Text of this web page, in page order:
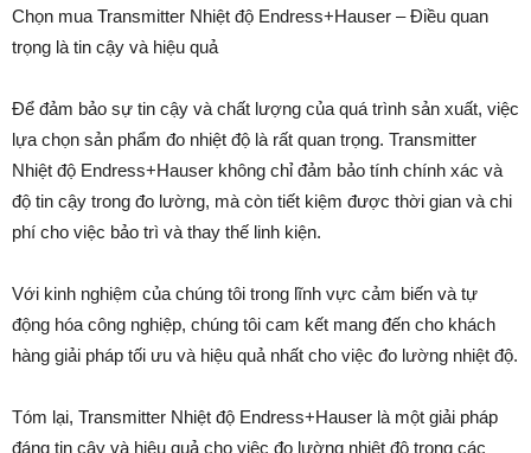
Chọn mua Transmitter Nhiệt độ Endress+Hauser – Điều quan
trọng là tin cậy và hiệu quả
Để đảm bảo sự tin cậy và chất lượng của quá trình sản xuất, việc
lựa chọn sản phẩm đo nhiệt độ là rất quan trọng. Transmitter
Nhiệt độ Endress+Hauser không chỉ đảm bảo tính chính xác và
độ tin cậy trong đo lường, mà còn tiết kiệm được thời gian và chi
phí cho việc bảo trì và thay thế linh kiện.
Với kinh nghiệm của chúng tôi trong lĩnh vực cảm biến và tự
động hóa công nghiệp, chúng tôi cam kết mang đến cho khách
hàng giải pháp tối ưu và hiệu quả nhất cho việc đo lường nhiệt độ.
Tóm lại, Transmitter Nhiệt độ Endress+Hauser là một giải pháp
đáng tin cậy và hiệu quả cho việc đo lường nhiệt độ trong các